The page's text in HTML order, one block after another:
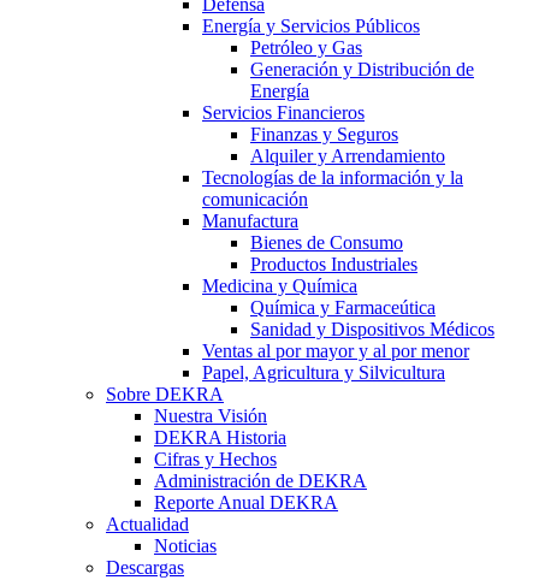
Defensa
Energía y Servicios Públicos
Petróleo y Gas
Generación y Distribución de
Energía
Servicios Financieros
Finanzas y Seguros
Alquiler y Arrendamiento
Tecnologías de la información y la
comunicación
Manufactura
Bienes de Consumo
Productos Industriales
Medicina y Química
Química y Farmaceútica
Sanidad y Dispositivos Médicos
Ventas al por mayor y al por menor
Papel, Agricultura y Silvicultura
Sobre DEKRA
Nuestra Visión
DEKRA Historia
Cifras y Hechos
Administración de DEKRA
Reporte Anual DEKRA
Actualidad
Noticias
Descargas